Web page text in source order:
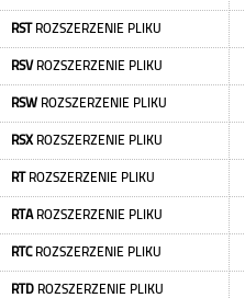
RSTROZSZERZENIE PLIKU
RSVROZSZERZENIE PLIKU
RSW ROZSZERZENIE PLIKU
RSXROZSZERZENIE PLIKU
RTROZSZERZENIE PLIKU
RTAROZSZERZENIE PLIKU
RTCROZSZERZENIE PLIKU
RTD ROZSZERZENIE PLIKU